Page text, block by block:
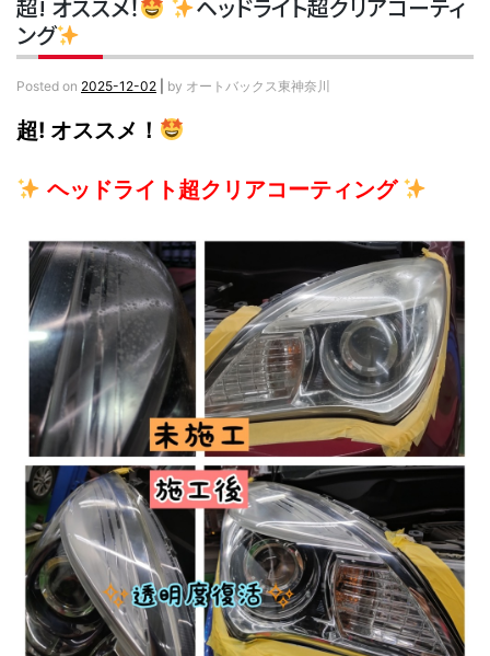
超! オススメ！
ヘッドライト超クリアコーティ
ング
Posted on 2025-12-02 by オートバックス東神奈川
超! オススメ！
ヘッドライト超クリアコーティング